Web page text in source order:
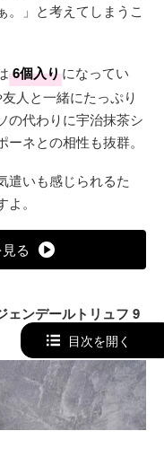
。」と考えてしまうこ
6個入りになってい
人と一緒にたっぷり
の代わりに宇治抹茶シ
ネとの相性も抜群。
遣いも感じられるた
。
る
ェンデールトリュフ 9
目次を開く